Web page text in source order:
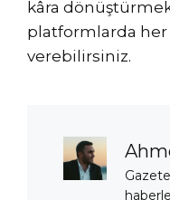
kâra
platformlarda her
verebilirsiniz.